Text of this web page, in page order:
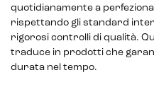
quotidianamente a
rispettando gli standard
rigorosi controlli di qualità.
traduce in prodotti che
durata nel tempo.